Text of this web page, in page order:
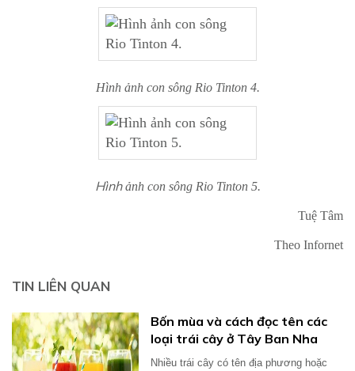
Hình ảnh con sông Rio Tinton 4.
Hìnhảnh con sông Rio Tinton 5.
Tuệ Tâm
Theo Infornet
TIN LIÊN QUAN
Bốn mùa và cách đọc tên các
loại trái cây ở Tây Ban Nha
Nhiều trái cây có tên địa phương hoặc